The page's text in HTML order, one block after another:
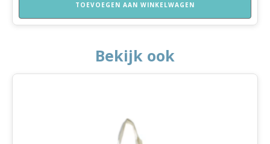
Bekijk ook
pionnen
aantal
TOEVOEGEN AAN WINKELWAGEN